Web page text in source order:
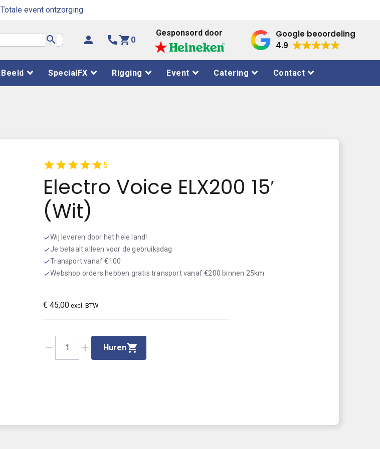
Totale event ontzorging
search person phoneshopping_cart 0
Gesponsord door
Google beoordeling
4.9
Beeld SpecialFX Rigging Event Catering Contact
starstarstarstarstar5
Electro Voice ELX200 15′
(Wit)
checkWij leveren door het hele land!
check Je betaalt alleen voor de gebruiksdag
checkTransport vanaf €100
checkWebshop orders hebben gratis transport vanaf €200 binnen 25km
€ 45,00 excl. BTW
remove 1 add Huren